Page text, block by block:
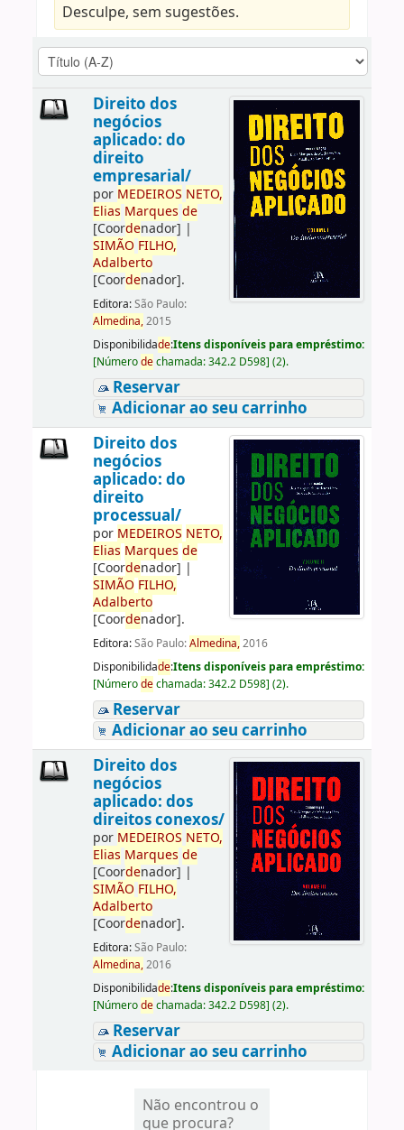
Desculpe, sem sugestões.
Direito dos
negócios
aplicado: do
direito
empresarial/
por MEDEIROS NETO,
Elias Marques de
[Coordenador] |
SIMÃO FILHO,
Adalberto
[Coordenador].
Editora:São Paulo:
Almedina,2015
Disponibilidade:Itens disponíveis para empréstimo:
[Númerodechamada:342.2 D598] (2).
Reservar
Adicionar ao seu carrinho
Direito dos
negócios
aplicado: do
direito
processual/
por MEDEIROS NETO,
Elias Marques de
[Coordenador] |
SIMÃO FILHO,
Adalberto
[Coordenador].
Editora:São Paulo:Almedina,2016
Disponibilidade:Itens disponíveis para empréstimo:
[Númerodechamada:342.2 D598] (2).
Reservar
Adicionar ao seu carrinho
Direito dos
negócios
aplicado: dos
direitos conexos/
por MEDEIROS NETO,
Elias Marques de
[Coordenador] |
SIMÃO FILHO,
Adalberto
[Coordenador].
Editora:São Paulo:
Almedina,2016
Disponibilidade:Itens disponíveis para empréstimo:
[Númerodechamada:342.2 D598] (2).
Reservar
Adicionar ao seu carrinho
Não encontrou o
que procura?